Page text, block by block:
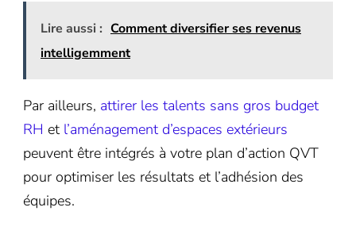
Lire aussi : Comment diversifier ses revenus
intelligemment
Par ailleurs, attirer les talents sans gros budget
RH et l’aménagement d’espaces extérieurs
peuvent être intégrés à votre plan d’action QVT
pour optimiser les résultats et l’adhésion des
équipes.